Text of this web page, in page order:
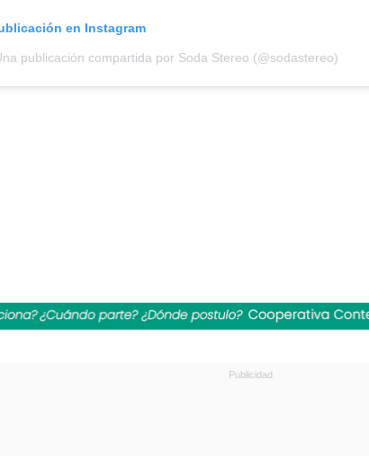
en Instagram
publicación compartida por Soda Stereo (@sodastereo)